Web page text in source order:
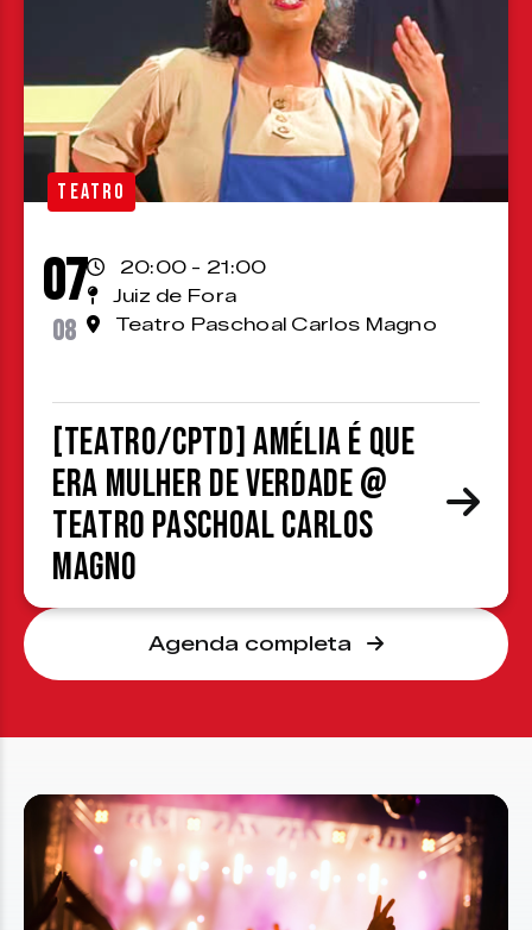
TEATRO
07
08
20:00 - 21:00
Juiz de Fora
Teatro Paschoal Carlos Magno
[TEATRO/CPTD] Amélia é que
era mulher de verdade @
Teatro Paschoal Carlos
Magno
Agenda completa